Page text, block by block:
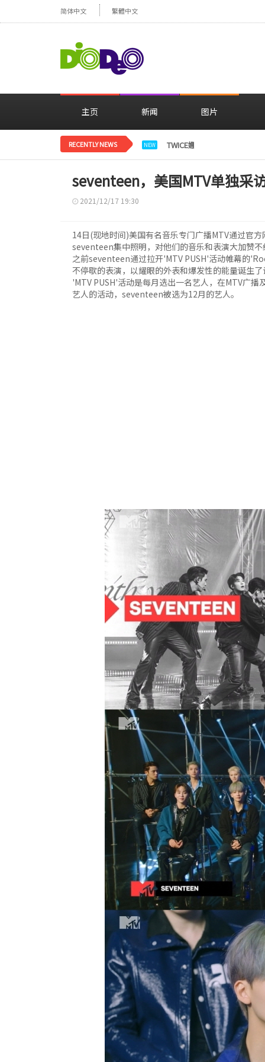
简体中文 繁體中文
主页 新闻 图片
RECENTLY NEWS NEW TWICE娜璉，花背景感性自
seventeen，美国MTV单独采
2021/12/17 19:30
14日(现地时间)美国有名音乐专门广播MTV通过官
seventeen集中照明，对他们的音乐和表演大加赞不
之前seventeen通过拉开'MTV PUSH'活动帷幕的
不停歇的表演，以耀眼的外表和爆发性的能量诞生
'MTV PUSH'活动是每月选出一名艺人，在MTV广
艺人的活动，seventeen被选为12月的艺人。